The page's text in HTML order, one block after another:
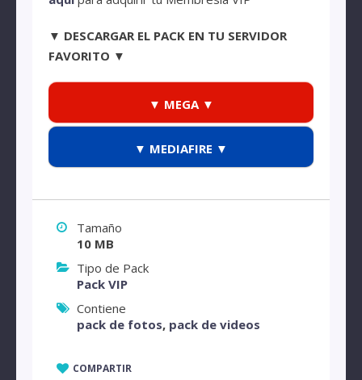
▼ DESCARGAR EL PACK EN TU SERVIDOR
FAVORITO ▼
▼ MEGA ▼
▼ MEDIAFIRE ▼
Tamaño
10 MB
Tipo de Pack
Pack VIP
Contiene
pack de fotos, pack de videos
COMPARTIR